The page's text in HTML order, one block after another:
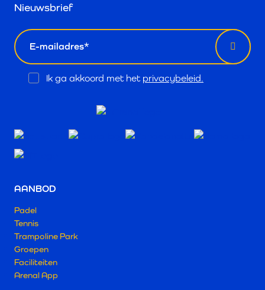
Nieuwsbrief
email
Opt
Ik ga akkoord met het privacybeleid.
AANBOD
Padel
Tennis
Trampoline Park
Groepen
Faciliteiten
Arenal App